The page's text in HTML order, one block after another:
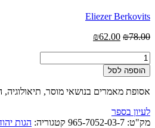
Eliezer Berkovits
₪78.00
המחיר
₪78.00.
₪62.00
כמות
של
Essential
Essays
Judaism
הוספה לסל
אסופת מאמרים בנושאי מוסר,
לעיון בספר
מק"ט: 965-7052-03-7 קטגוריה: הגות